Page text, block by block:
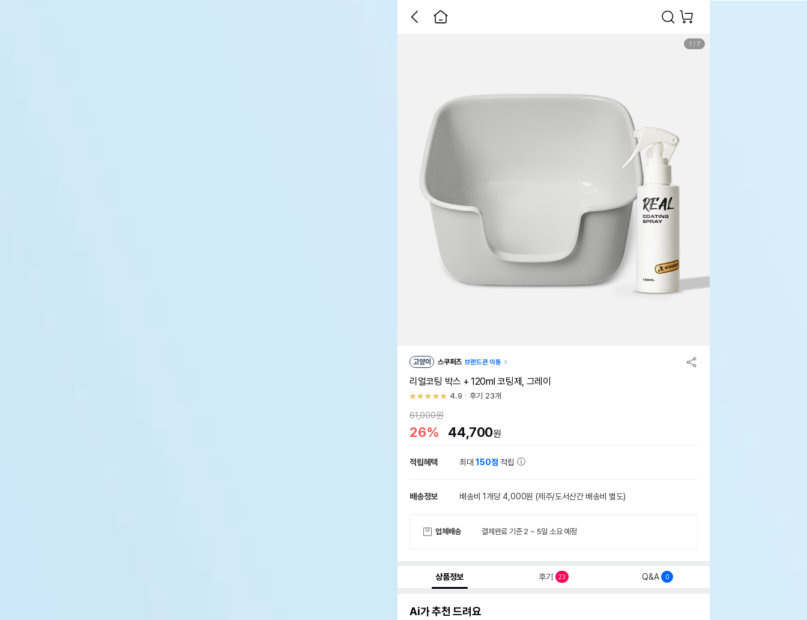
1 / 7
고양이 스쿠퍼즈 브랜드관 이동
리얼코팅 박스 + 120ml 코팅제, 그레이
4.9 후기 23개
61,000원
26% 44,700원
적립혜택 최대150점 적립
배송정보 배송비 1개당 4,000원 (제주/도서산간 배송비 별도)
업체배송 결제완료 기준 2 ~ 5일 소요 예정
상품정보 후기 23 Q&A 0
Ai가 추천 드려요